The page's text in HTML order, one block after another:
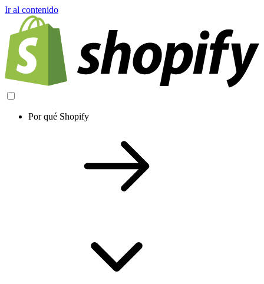
Ir al contenido
Por qué Shopify